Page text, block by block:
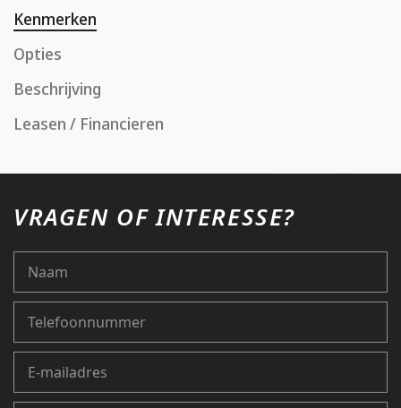
Kenmerken
Opties
Beschrijving
Leasen / Financieren
VRAGEN OF INTERESSE?